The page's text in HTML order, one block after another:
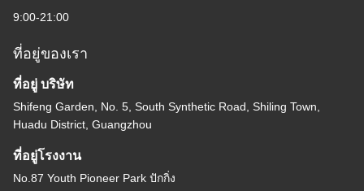
9:00-21:00
ที่อยู่ของเรา
ที่อยู่ บริษัท
Shifeng Garden, No. 5, South Synthetic Road, Shiling Town,
Huadu District, Guangzhou
ที่อยู่โรงงาน
No.87 Youth Pioneer Park ปักกิ่ง